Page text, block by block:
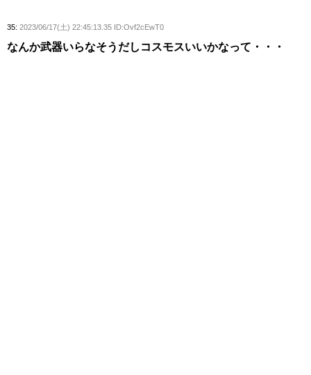
35: 2023/06/17(土) 22:45:13.35 ID:Ovf2cEwT0
なんか武器いらなそうだしコスモスいいかなって・・・